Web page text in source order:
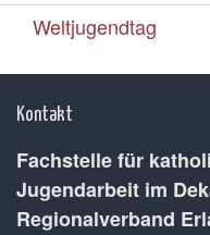
Weltjugendtag
Kontakt
Fachstelle für
Jugendarbeit im
Regionalverband